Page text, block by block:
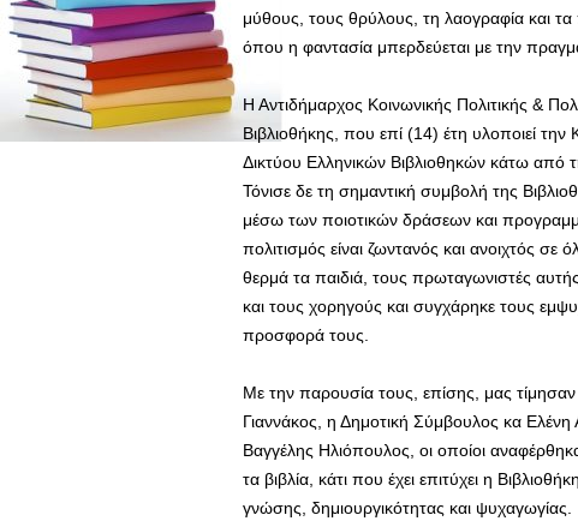
μύθους, τους θρύλους, τη λαογραφία και
όπου η φαντασία μπερδεύεται με την
Η Αντιδήμαρχος Κοινωνικής Πολιτικής &
Βιβλιοθήκης, που επί (14) έτη υλοποιεί
Δικτύου Ελληνικών Βιβλιοθηκών κάτω από
Τόνισε δε τη σημαντική συμβολή της
μέσω των ποιοτικών δράσεων και
πολιτισμός είναι ζωντανός και ανοιχτός
θερμά τα παιδιά, τους πρωταγωνιστές
και τους χορηγούς και συγχάρηκε τους
προσφορά τους.
Με την παρουσία τους, επίσης, μας
Γιαννάκος, η Δημοτική Σύμβουλος κα
Βαγγέλης Ηλιόπουλος, οι οποίοι
τα βιβλία, κάτι που έχει επιτύχει η
γνώσης, δημιουργικότητας και ψυχαγωγίας.